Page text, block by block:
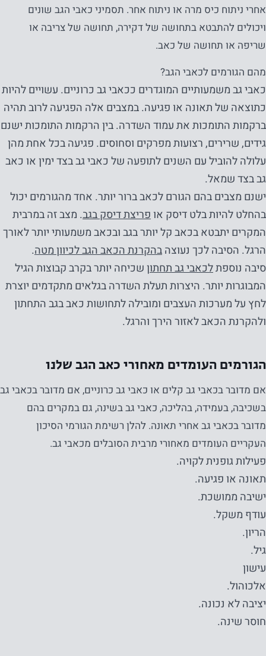
אחרי ניתוח כיס מרה או ניתוח אחר. תסמיני כאבי הגב שונים
ויכולים להתבטא בתחושה של דקירה, תחושה של צריבה או
שריפה או תחושה של כאב.
מהם הגורמים לכאבי הגב?
כאבי גב משמעותיים המוגדרים ככאבי גב כרוניים. עשויים להיות
כתוצאה של תאונה או פגיעה. במצבים אלה הפגיעה לרוב תהיה
ברקמות התומכות את עמוד השדרה. בין הרקמות התומכות ישנם
גידים, שרירים, רצועות מפרקים וסחוסים. פגיעה בכל אחת מהן
עלולה להוביל עם השנים לתופעה של כאבי גב בצד ימין או כאב
גב בצד שמאל.
ישנם מצבים בהם הגורם לכאב ברור יותר. אחד מהגורמים יכול
בהחלט להיות בלט דיסק אופריצת דיסק בגב. מצב זה במרבית
המקרים יתבטא בכאב קל יותר בגב ובכאב משמעותי יותר לאורך
הרגל. הסיבה לכך נעוצהבהקרנת הכאב הגב לכיוון מטה.
סיבה נוספתלכאבי גב תחתוןשכיחה יותר בקרב קבוצות הגיל
המבוגרות יותר. היצרות תעלת השדרה בגלאים מתקדמים יוצרת
לחץ על מערכות העצבים ומובילה לתחושות כאב בגב התחתון
ולהקרנת הכאב לאזור הירך והרגל.
הגורמים העומדים מאחורי כאב הגב שלנו
אם מדובר בכאבי גב קלים או כאבי גב כרוניים, אם מדובר בכאבי גב
בשכיבה, בעמידה, בהליכה, כאבי גב בשינה, גם במקרים בהם
מדובר בכאבי גב אחרי תאונה. להלן רשימת הגורמי הסיכון
העקריים העומדים מאחורי מרבית הסובלים מכאבי גב.
פעילות גופנית לקויה.
תאונה או פגיעה.
ישיבה ממושכת.
עודף משקל.
הריון.
גיל.
עישון
אלכוהול.
יציבה לא נכונה.
חוסר שינה.